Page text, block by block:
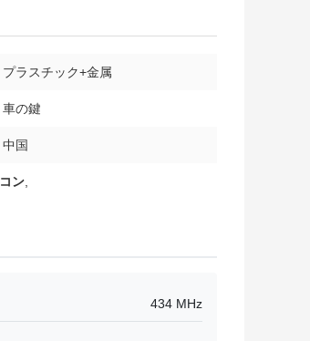
プラスチック+金属
車の鍵
中国
ン,
434 MHz